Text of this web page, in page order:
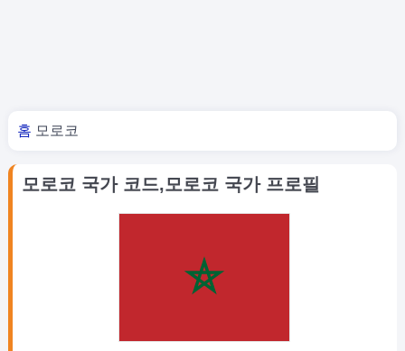
너 여기 있어
홈 모로코
모로코 국가 코드,모로코 국가 프로필